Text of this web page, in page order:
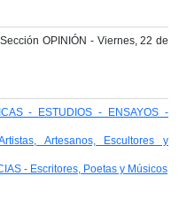
OPINIÓN - Viernes, 22 de
- ESTUDIOS - ENSAYOS -
Artesanos, Escultores y
- Escritores, Poetas y Músicos